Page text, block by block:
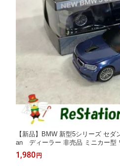
【新品】BMW 新型5シリーズ セ
an ディーラー 非売品 ミニカー型
1,980 円